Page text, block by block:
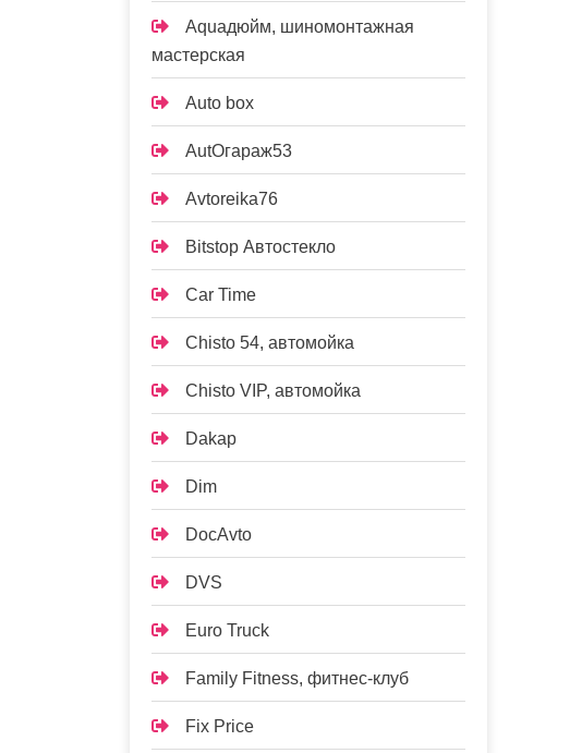
Aquaдюйм, шиномонтажная
мастерская
Auto box
AutOгараж53
Avtoreika76
Bitstop Автостекло
Car Time
Chisto 54, автомойка
Chisto VIP, автомойка
Dakap
Dim
DocAvto
DVS
Euro Truck
Family Fitness, фитнес-клуб
Fix Price